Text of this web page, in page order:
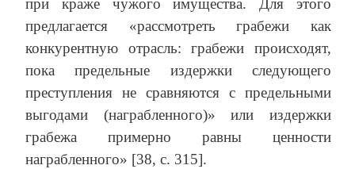
при краже чужого имущества. Для этого
предлагается «рассмотреть грабежи как
конкурентную отрасль: грабежи происходят,
пока предельные издержки следующего
преступления не сравняются с предельными
выгодами (награбленного)» или издержки
грабежа примерно равны ценности
награбленного» [38, с. 315].